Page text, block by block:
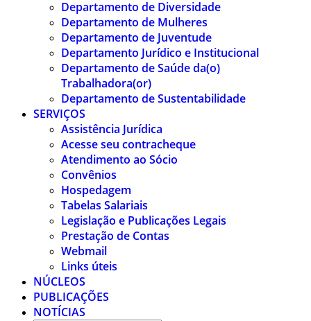
Departamento de Diversidade
Departamento de Mulheres
Departamento de Juventude
Departamento Jurídico e Institucional
Departamento de Saúde da(o)
Trabalhadora(or)
Departamento de Sustentabilidade
SERVIÇOS
Assistência Jurídica
Acesse seu contracheque
Atendimento ao Sócio
Convênios
Hospedagem
Tabelas Salariais
Legislação e Publicações Legais
Prestação de Contas
Webmail
Links úteis
NÚCLEOS
PUBLICAÇÕES
NOTÍCIAS